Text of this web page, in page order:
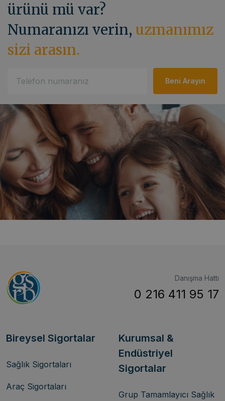
ürünü mü var?
Numaranızı verin, uzmanımız
sizi arasın.
Danışma Hattı
0 216 411 95 17
Bireysel Sigortalar
Sağlık Sigortaları
Araç Sigortaları
Kurumsal &
Endüstriyel
Sigortalar
Grup Tamamlayıcı Sağlık